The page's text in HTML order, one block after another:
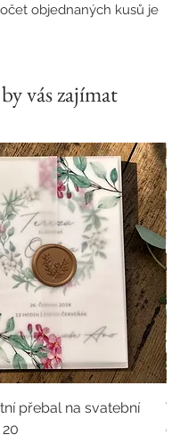
objednaných kusů je
vás zajímat
přebal na svatební